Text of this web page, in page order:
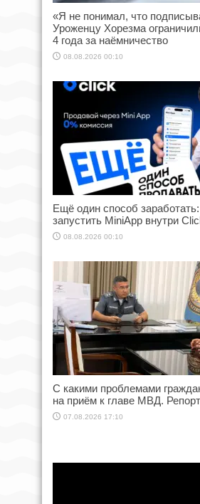
«Я не понимал, что
Уроженцу Хорезма
4 года за наёмничество
08.08.2026 00:10
Ещё один способ
запустить MiniApp внутри
08.08.2026 00:10
С какими проблемами
на приём к главе МВД.
07.08.2026 17:10